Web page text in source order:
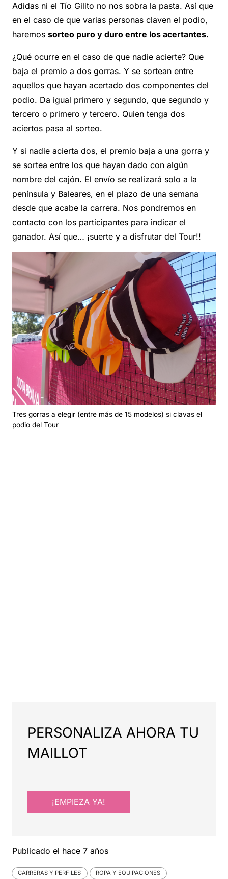
Adidas ni el Tío Gilito no nos sobra la pasta. Así que
en el caso de que varias personas claven el podio,
haremos sorteo puro y duro entre los acertantes.
¿Qué ocurre en el caso de que nadie acierte? Que
baja el premio a dos gorras. Y se sortean entre
aquellos que hayan acertado dos componentes del
podio. Da igual primero y segundo, que segundo y
tercero o primero y tercero. Quien tenga dos
aciertos pasa al sorteo.
Y si nadie acierta dos, el premio baja a una gorra y
se sortea entre los que hayan dado con algún
nombre del cajón. El envío se realizará solo a la
península y Baleares, en el plazo de una semana
desde que acabe la carrera. Nos pondremos en
contacto con los participantes para indicar el
ganador. Así que… ¡suerte y a disfrutar del Tour!!
Tres gorras a elegir (entre más de 15 modelos) si clavas el
podio del Tour
PERSONALIZA AHORA TU
MAILLOT
¡EMPIEZA YA!
Publicado el hace 7 años
CARRERAS Y PERFILES ROPA Y EQUIPACIONES